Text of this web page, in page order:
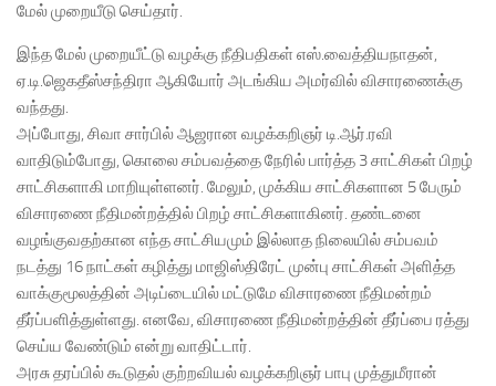
மேல் முறையீடு செய்தார்.
இந்த மேல் முறையீட்டு வழக்கு நீதிபதிகள் எஸ்.வைத்தியநாதன்,
ஏ.டி.ஜெகதீஸ்சந்திரா ஆகியோர் அடங்கிய அமர்வில் விசாரணைக்கு
வந்தது.
அப்போது, சிவா சார்பில் ஆஜரான வழக்கறிஞர் டி.ஆர்.ரவி
வாதிடும்போது, கொலை சம்பவத்தை நேரில் பார்த்த 3 சாட்சிகள் பிறழ்
சாட்சிகளாகி மாறியுள்ளனர். மேலும், முக்கிய சாட்சிகளான 5 பேரும்
விசாரணை நீதிமன்றத்தில் பிறழ் சாட்சிகளாகினர். தண்டனை
வழங்குவதற்கான எந்த சாட்சியமும் இல்லாத நிலையில் சம்பவம்
நடத்து 16 நாட்கள் கழித்து மாஜிஸ்திரேட் முன்பு சாட்சிகள் அளித்த
வாக்குமூலத்தின் அடிப்டையில் மட்டுமே விசாரணை நீதிமன்றம்
தீர்ப்பளித்துள்ளது. எனவே, விசாரணை நீதிமன்றத்தின் தீர்ப்பை ரத்து
செய்ய வேண்டும் என்று வாதிட்டார்.
அரசு தரப்பில் கூடுதல் குற்றவியல் வழக்கறிஞர் பாபு முத்துமீரான்